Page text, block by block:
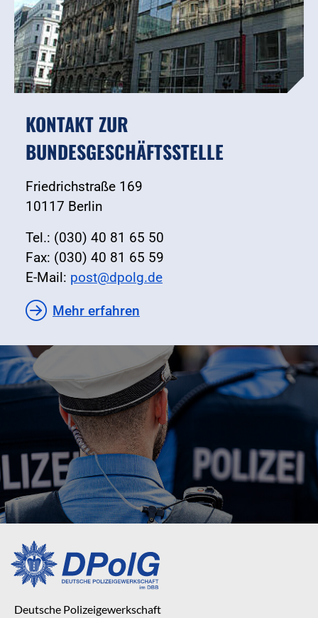
KONTAKT ZUR
BUNDESGESCHÄFTSSTELLE
Friedrichstraße 169
10117 Berlin
Tel.: (030) 40 81 65 50
Fax: (030) 40 81 65 59
E-Mail: post@dpolg.de
Mehr erfahren
Deutsche Polizeigewerkschaft